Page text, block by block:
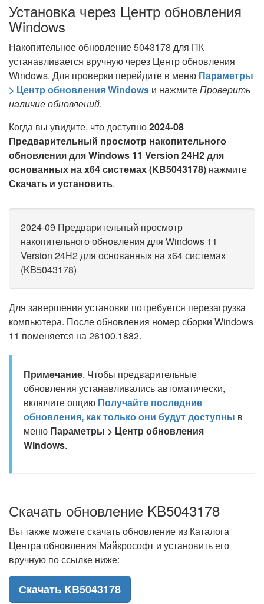
Установка через Центр обновления
Windows
Накопительное обновление 5043178 для ПК
устанавливается вручную через Центр обновления
Windows. Для проверки перейдите в меню Параметры
> Центр обновления Windows и нажмитеПроверить
наличие обновлений.
Когда вы увидите, что доступно2024-08
Предварительный просмотр накопительного
обновления для Windows 11 Version 24H2 для
основанных на x64 системах (KB5043178) нажмите
Скачать и установить.
2024-09 Предварительный просмотр
накопительного обновления для Windows 11
Version 24H2 для основанных на x64 системах
(KB5043178)
Для завершения установки потребуется перезагрузка
компьютера. После обновления номер сборки Windows
11 поменяется на 26100.1882.
Примечание. Чтобы предварительные
обновления устанавливались автоматически,
включите опцию Получайте последние
обновления, как только они будут доступны в
меню Параметры > Центр обновления
Windows.
Скачать обновление KB5043178
Вы также можете скачать обновление из Каталога
Центра обновления Майкрософт и установить его
вручную по ссылке ниже:
Скачать KB5043178